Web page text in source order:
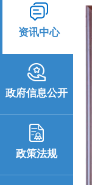
资讯中心
政府信息公开
政策法规